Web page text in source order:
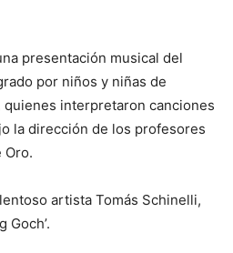
presentación musical del
por niños y niñas de
quienes interpretaron canciones
la dirección de los profesores
Oro.
artista Tomás Schinelli,
Goch’.